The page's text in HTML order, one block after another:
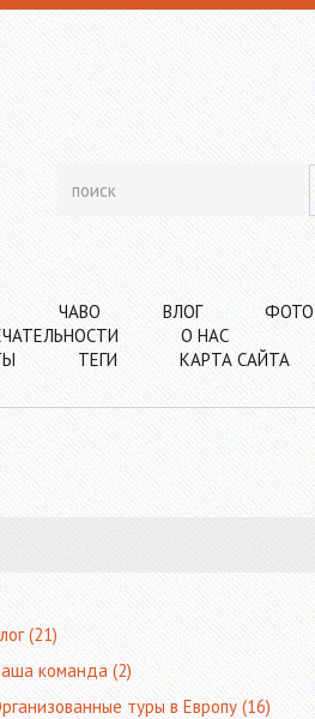
ЧАВО ВЛОГ
ФОТО
О НАС
ТЕГИ КАРТА САЙТА
(21)
команда(2)
туры в Европу(16)